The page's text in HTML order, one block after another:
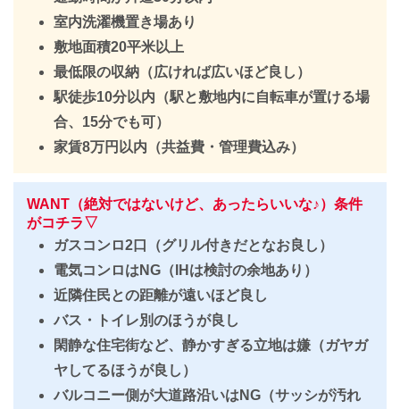
室内洗濯機置き場あり
敷地面積20平米以上
最低限の収納（広ければ広いほど良し）
駅徒歩10分以内（駅と敷地内に自転車が置ける場
合、15分でも可）
家賃8万円以内（共益費・管理費込み）
WANT（絶対ではないけど、あったらいいな♪）条件
がコチラ▽
ガスコンロ2口（グリル付きだとなお良し）
電気コンロはNG（IHは検討の余地あり）
近隣住民との距離が遠いほど良し
バス・トイレ別のほうが良し
閑静な住宅街など、静かすぎる立地は嫌（ガヤガ
ヤしてるほうが良し）
バルコニー側が大道路沿いはNG（サッシが汚れ